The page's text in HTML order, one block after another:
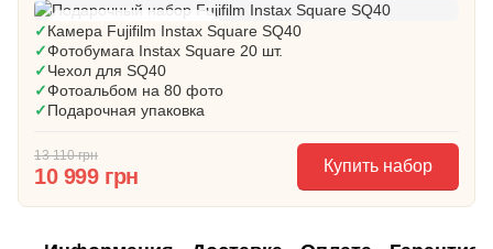
🎁 Готовый подарок
✓Камера Fujifilm Instax Square SQ40
✓Фотобумага Instax Square 20 шт.
✓Чехол для SQ40
✓Фотоальбом на 80 фото
✓Подарочная упаковка
13 110 грн
10 999 грн Купить набор